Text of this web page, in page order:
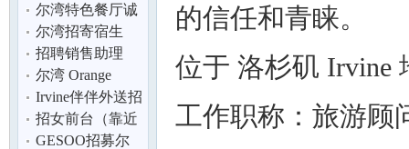
尔湾特色餐厅诚
聘
尔湾招寄宿生
招聘销售助理
尔湾 Orange
County 中文家教
Chinese
Irvine伴伴外送招
聘客服丶库管以
及会计
招女前台（靠近
尔湾）
GESOO招募尔
的信任和青睐。
位于 洛杉矶 Irvine
工作职称：旅游顾